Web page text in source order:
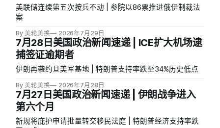
美联储连续第五次按兵不动 | 参院以86票推进俄伊制裁法
案
By 美轮美换 2026年7月29日
7月28日美国政治新闻速递 | ICE扩大机场逮
捕签证逾期者
伊朗再袭约旦美军基地 | 特朗普支持率跌至34%历史低点
By 美轮美换 2026年7月28日
7月27日美国政治新闻速递 | 伊朗战争进入
第六个月
新规将庇护申请批量转交移民法庭 | 特朗普经济支持率跌